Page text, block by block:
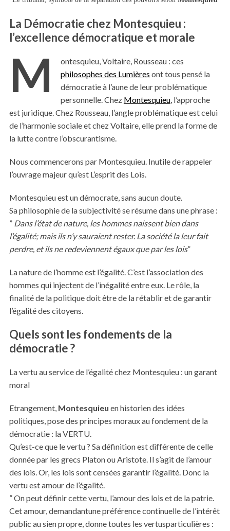
La Démocratie chez Montesquieu :
l’excellence démocratique et morale
M
ontesquieu, Voltaire, Rousseau : ces
philosophes des Lumières ont tous pensé la
démocratie à l’aune de leur problématique
personnelle. Chez Montesquieu, l’approche
est juridique. Chez Rousseau, l’angle problématique est celui
de l’harmonie sociale et chez Voltaire, elle prend la forme de
la lutte contre l’obscurantisme.
Nous commencerons par Montesquieu. Inutile de rappeler
l’ouvrage majeur qu’est L’esprit des Lois.
Montesquieu est un démocrate, sans aucun doute.
Sa philosophie de la subjectivité se résume dans une phrase :
” Dans l’état de nature, les hommes naissent bien dans
l’égalité; mais ils n’y sauraient rester. La société la leur fait
perdre, et ils ne redeviennent égaux que par les lois”
La nature de l’homme est l’égalité. C’est l’association des
hommes qui injectent de l’inégalité entre eux. Le rôle, la
finalité de la politique doit être de la rétablir et de garantir
l’égalité des citoyens.
Quels sont les fondements de la
démocratie ?
La vertu au service de l’égalité chez Montesquieu : un garant
moral
Etrangement, Montesquieu en historien des idées
politiques, pose des principes moraux au fondement de la
démocratie : la VERTU.
Qu’est-ce que le vertu ? Sa définition est différente de celle
donnée par les grecs Platon ou Aristote. Il s’agit de l’amour
des lois. Or, les lois sont censées garantir l’égalité. Donc la
vertu est amour de l’égalité.
” On peut définir cette vertu, l’amour des lois et de la patrie.
Cet amour, demandantune préférence continuelle de l’intérêt
public au sien propre, donne toutes les vertusparticulières :